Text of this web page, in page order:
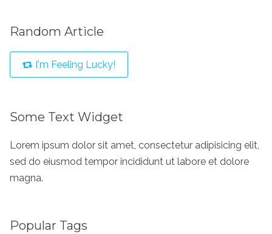
Random Article
I'm Feeling Lucky!
Some Text Widget
Lorem ipsum dolor sit amet, consectetur adipisicing elit,
sed do eiusmod tempor incididunt ut labore et dolore
magna.
Popular Tags